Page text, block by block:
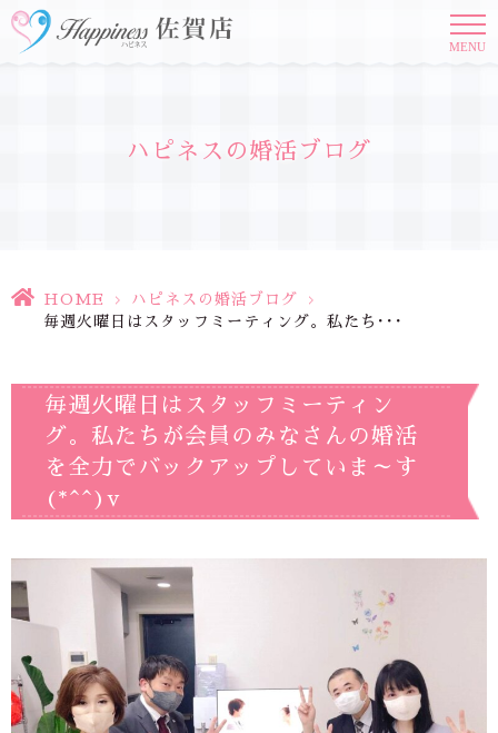
MENU
ハピネスの婚活ブログ
HOME > ハピネスの婚活ブログ
>
毎週火曜日はスタッフミーティング。私たち･･･
毎週火曜日はスタッフミーティン
グ。私たちが会員のみなさんの婚活
を全力でバックアップしていま～す
(*^^)v